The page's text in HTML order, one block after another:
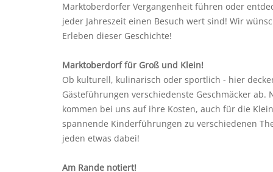
Marktoberdorfer Vergangenheit führen oder
jeder Jahreszeit einen Besuch wert sind! Wir
Erleben dieser Geschichte!
Marktoberdorf für Groß und Klein!
Ob kulturell, kulinarisch oder sportlich - hier
Gästeführungen verschiedenste Geschmäcker ab.
kommen bei uns auf ihre Kosten, auch für die
spannende Kinderführungen zu verschiedenen
jeden etwas dabei!
Am Rande notiert!